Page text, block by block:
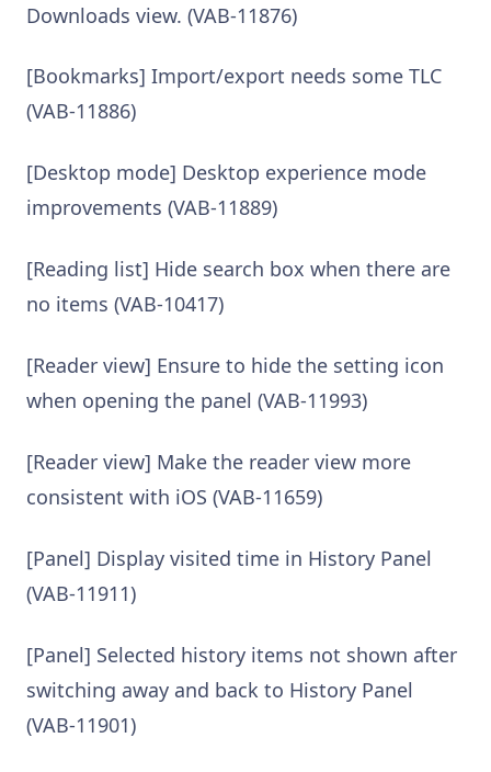
Downloads view. (VAB-11876)
[Bookmarks] Import/export needs some TLC
(VAB-11886)
[Desktop mode] Desktop experience mode
improvements (VAB-11889)
[Reading list] Hide search box when there are
no items (VAB-10417)
[Reader view] Ensure to hide the setting icon
when opening the panel (VAB-11993)
[Reader view] Make the reader view more
consistent with iOS (VAB-11659)
[Panel] Display visited time in History Panel
(VAB-11911)
[Panel] Selected history items not shown after
switching away and back to History Panel
(VAB-11901)